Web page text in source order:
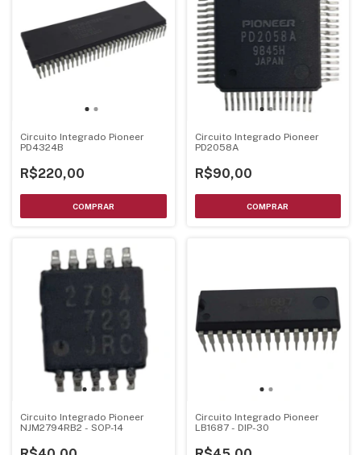
Circuito Integrado Pioneer
PD4324B
R$220,00
Circuito Integrado Pioneer
PD2058A
R$90,00
Circuito Integrado Pioneer
NJM2794RB2 - SOP-14
Circuito Integrado Pioneer
LB1687 - DIP-30